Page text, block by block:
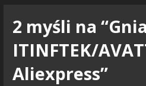
2 myśli na
ITINFTEK/
Aliexpress”